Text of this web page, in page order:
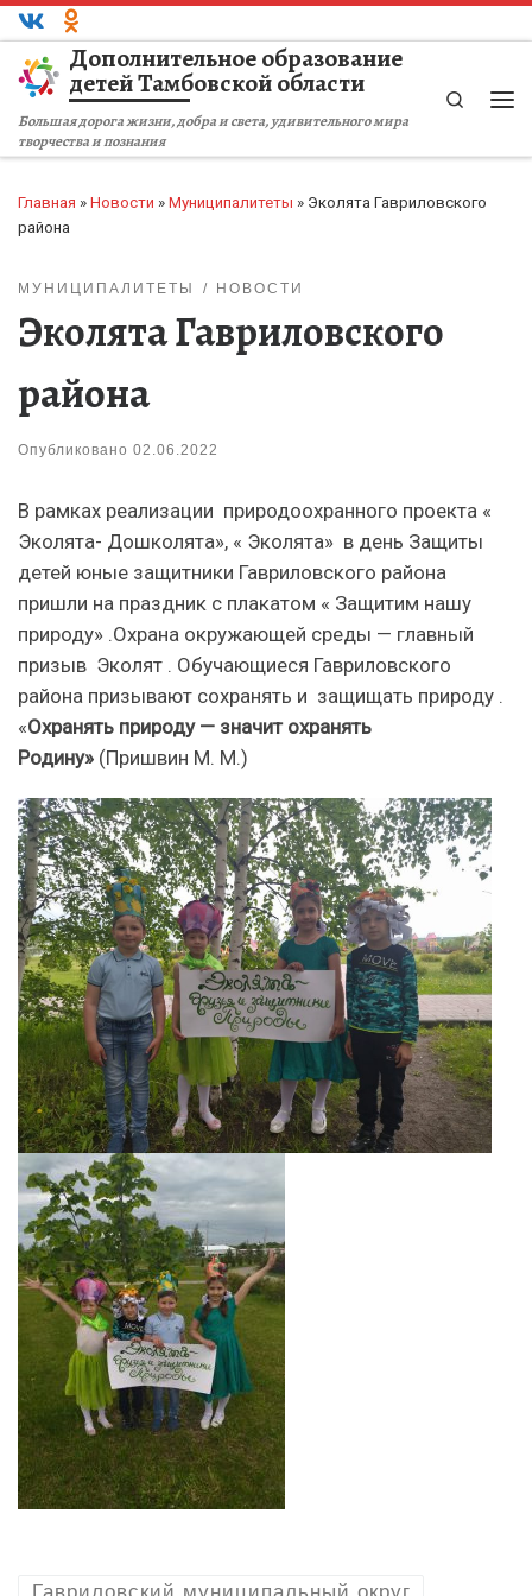
Перейти к содержимому
Дополнительное образование
детей Тамбовской области
Большая дорога жизни, добра и света, удивительного мира
творчества и познания
Search
Главная » Новости » Муниципалитеты » Эколята Гавриловского
района
МУНИЦИПАЛИТЕТЫ НОВОСТИ
Эколята Гавриловского
района
Опубликовано 02.06.2022
В рамках реализации природоохранного проекта «
Эколята- Дошколята», « Эколята» в день Защиты
детей юные защитники Гавриловского района
пришли на праздник с плакатом « Защитим нашу
природу» .Охрана окружающей среды — главный
призыв Эколят . Обучающиеся Гавриловского
района призывают сохранять и защищать природу .
«Охранять природу — значит охранять
Родину» (Пришвин М. М.)
Гавриловский муниципальный округ